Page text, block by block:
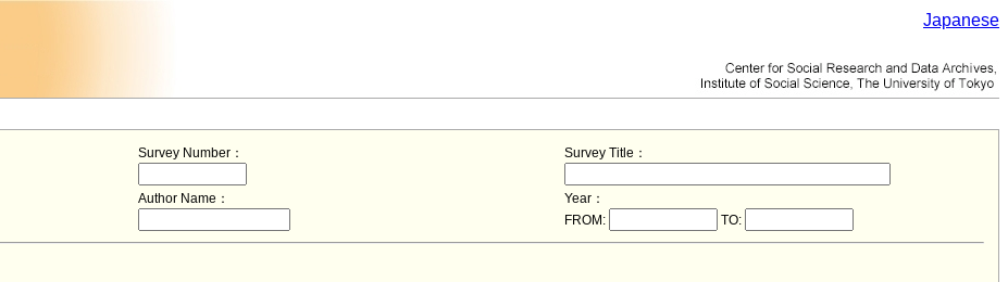
Japanese
Survey Number： Survey Title：
Author Name：
Year：
FROM:
TO: